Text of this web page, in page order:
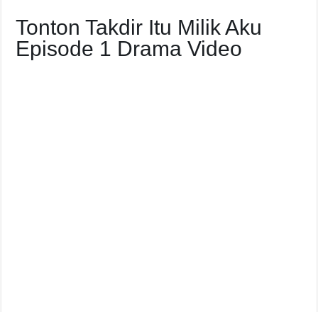
Tonton Takdir Itu Milik Aku
Episode 1 Drama Video